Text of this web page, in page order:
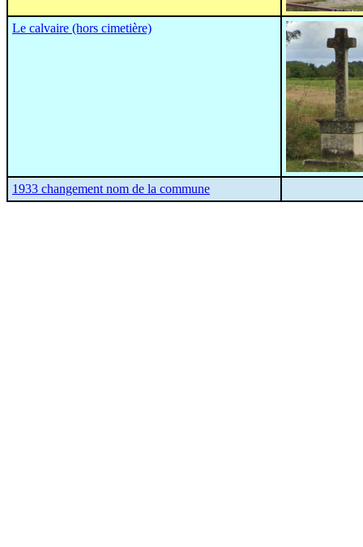
Le calvaire (hors cimetière)
1933 changement nom de la commune